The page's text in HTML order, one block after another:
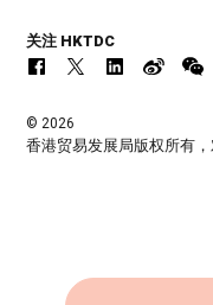
关注 HKTDC
© 2026
香港贸易发展局版权所有